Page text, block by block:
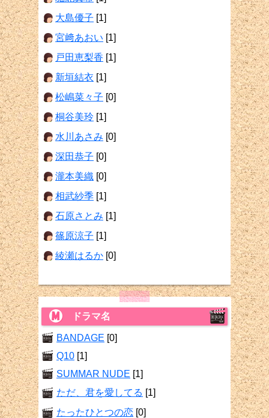
大島優子 [1]
宮﨑あおい [1]
戸田恵梨香 [1]
新垣結衣 [1]
松嶋菜々子 [0]
桐谷美玲 [1]
水川あさみ [0]
深田恭子 [0]
瀧本美織 [0]
相武紗季 [1]
石原さとみ [1]
篠原涼子 [1]
綾瀬はるか [0]
ドラマ名
BANDAGE [0]
Q10 [1]
SUMMAR NUDE [1]
ただ、君を愛してる [1]
たったひとつの恋 [0]